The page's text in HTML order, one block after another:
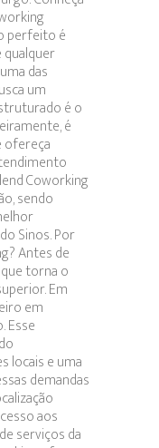
perfeito é
das
um
é o
é
ofereça
Coworking
sendo
Sinos. Por
Antes de
torna o
Em
em
Esse
locais e uma
demandas
aos
serviços da